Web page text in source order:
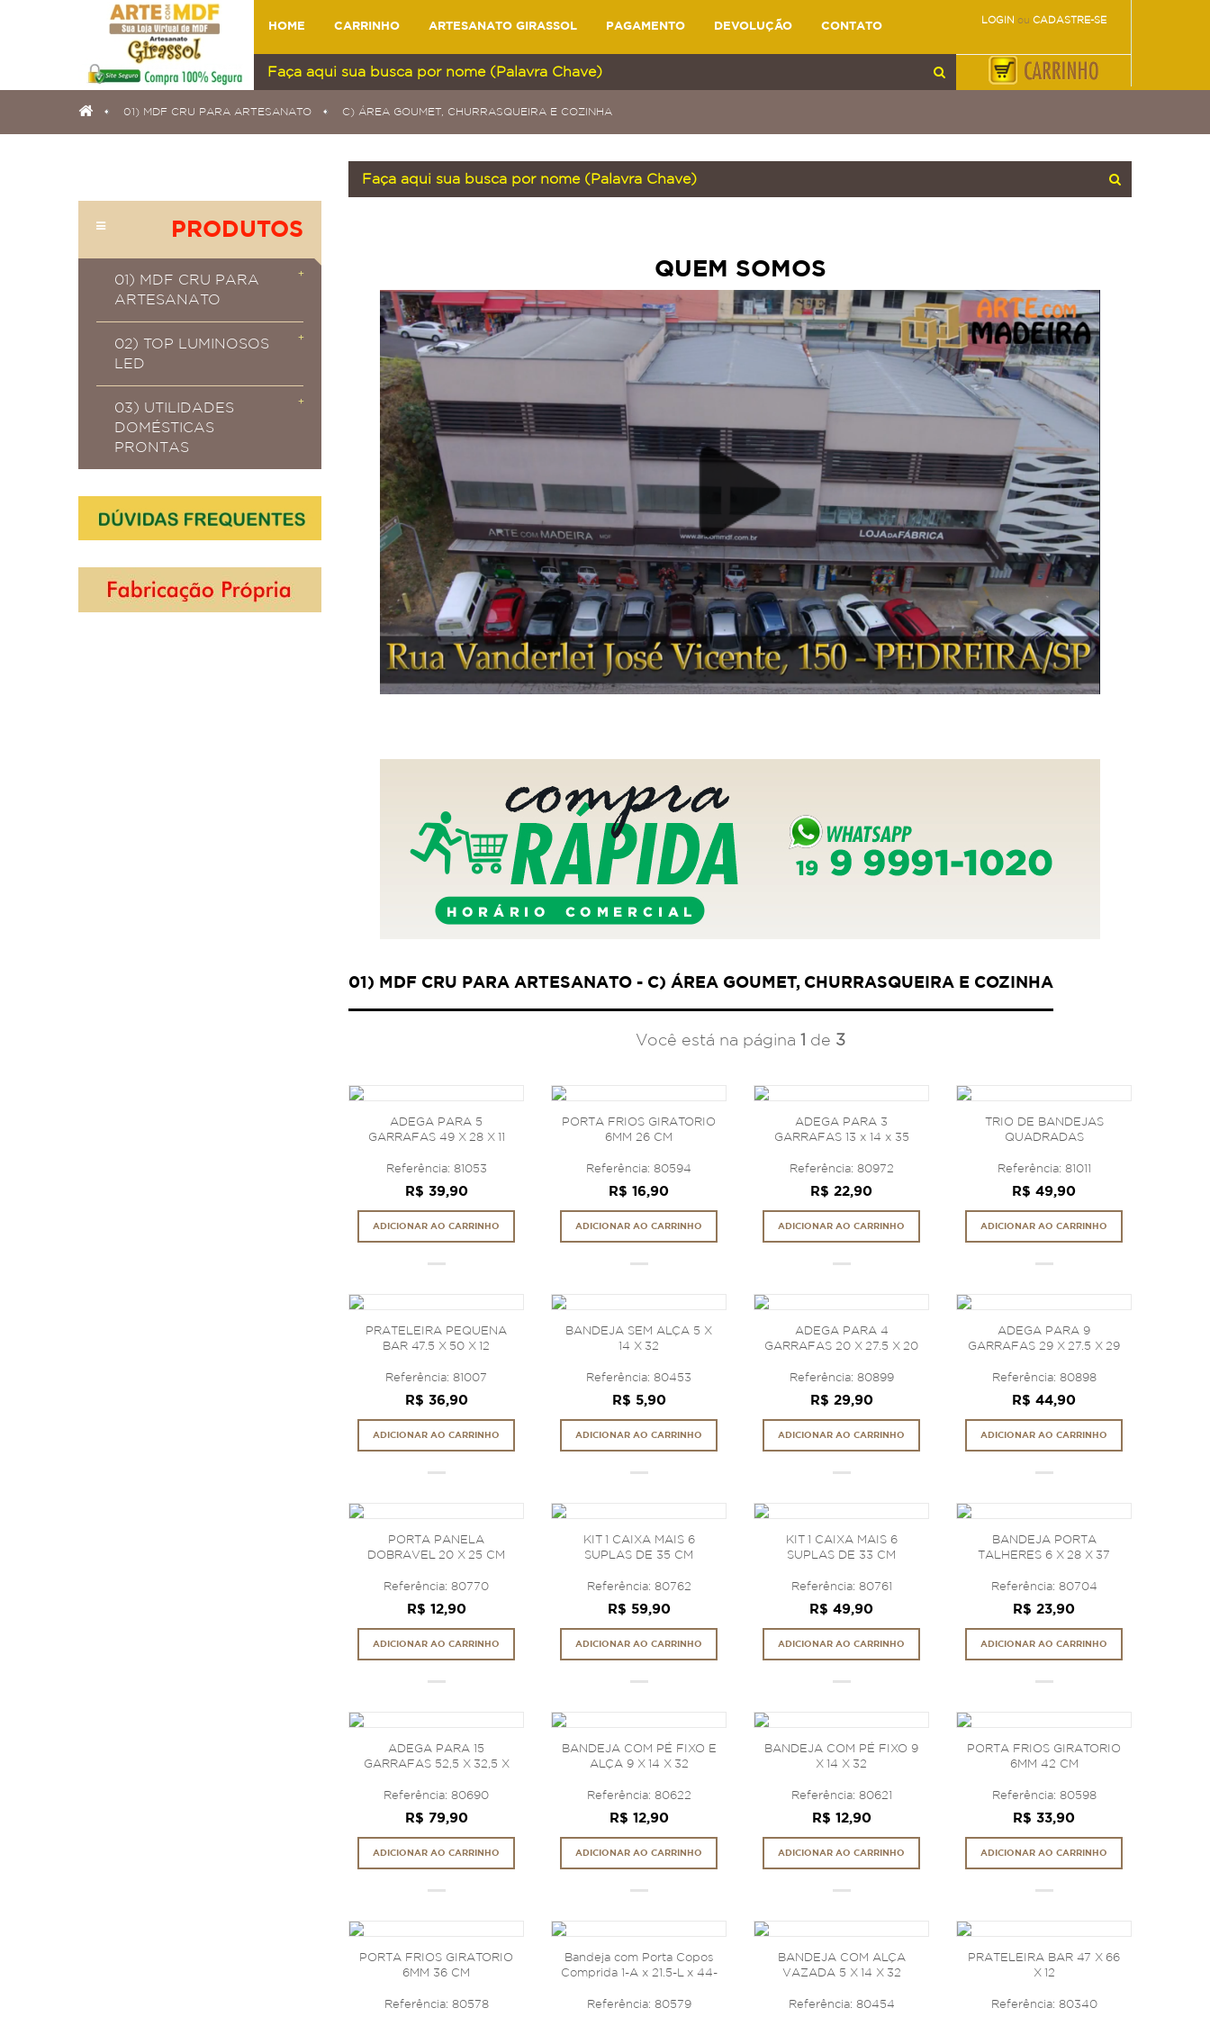
LOGIN ou CADASTRE-SE
HOME CARRINHO ARTESANATO GIRASSOL PAGAMENTO DEVOLUÇÃO CONTATO
01) MDF CRU PARA ARTESANATO C) ÁREA GOUMET, CHURRASQUEIRA E COZINHA
PRODUTOS
01) MDF CRU PARA
ARTESANATO
02) TOP LUMINOSOS
LED
03) UTILIDADES
DOMÉSTICAS
PRONTAS
QUEM SOMOS
01) MDF CRU PARA ARTESANATO - C) ÁREA GOUMET, CHURRASQUEIRA E COZINHA
Você está na página 1 de 3
ADEGA PARA 5
GARRAFAS 49 X 28 X 11
Referência: 81053
R$ 39,90
ADICIONAR AO CARRINHO
PORTA FRIOS GIRATORIO
6MM 26 CM
Referência: 80594
R$ 16,90
ADICIONAR AO CARRINHO
ADEGA PARA 3
GARRAFAS 13 x 14 x 35
Referência: 80972
R$ 22,90
ADICIONAR AO CARRINHO
TRIO DE BANDEJAS
QUADRADAS
Referência: 81011
R$ 49,90
ADICIONAR AO CARRINHO
PRATELEIRA PEQUENA
BAR 47.5 X 50 X 12
Referência: 81007
R$ 36,90
ADICIONAR AO CARRINHO
BANDEJA SEM ALÇA 5 X
14 X 32
Referência: 80453
R$ 5,90
ADICIONAR AO CARRINHO
ADEGA PARA 4
GARRAFAS 20 X 27.5 X 20
Referência: 80899
R$ 29,90
ADICIONAR AO CARRINHO
ADEGA PARA 9
GARRAFAS 29 X 27.5 X 29
Referência: 80898
R$ 44,90
ADICIONAR AO CARRINHO
PORTA PANELA
DOBRAVEL 20 X 25 CM
Referência: 80770
R$ 12,90
ADICIONAR AO CARRINHO
KIT 1 CAIXA MAIS 6
SUPLAS DE 35 CM
Referência: 80762
R$ 59,90
ADICIONAR AO CARRINHO
KIT 1 CAIXA MAIS 6
SUPLAS DE 33 CM
Referência: 80761
R$ 49,90
ADICIONAR AO CARRINHO
BANDEJA PORTA
TALHERES 6 X 28 X 37
Referência: 80704
R$ 23,90
ADICIONAR AO CARRINHO
ADEGA PARA 15
GARRAFAS 52,5 X 32,5 X
Referência: 80690
R$ 79,90
ADICIONAR AO CARRINHO
BANDEJA COM PÉ FIXO E
ALÇA 9 X 14 X 32
Referência: 80622
R$ 12,90
ADICIONAR AO CARRINHO
BANDEJA COM PÉ FIXO 9
X 14 X 32
Referência: 80621
R$ 12,90
ADICIONAR AO CARRINHO
PORTA FRIOS GIRATORIO
6MM 42 CM
Referência: 80598
R$ 33,90
ADICIONAR AO CARRINHO
PORTA FRIOS GIRATORIO
6MM 36 CM
Referência: 80578
Bandeja com Porta Copos
Comprida 1-A x 21.5-L x 44-
Referência: 80579
BANDEJA COM ALÇA
VAZADA 5 X 14 X 32
Referência: 80454
PRATELEIRA BAR 47 X 66
X 12
Referência: 80340